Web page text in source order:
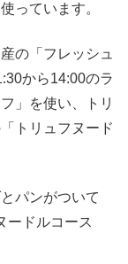
っています。
の「フレッシュ
から14:00のラ
」を使い、トリ
トリュフヌード
パンがついて
ードルコース